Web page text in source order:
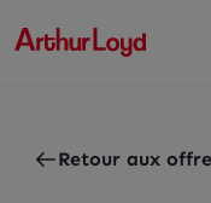
Retour aux